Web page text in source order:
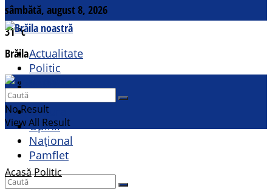
sâmbătă, august 8, 2026
31°c
Brăila
Contact
Actualitate
Politic
Cultural
Opinii
Național
Pamflet
No Result
View All Result
AcasăPolitic